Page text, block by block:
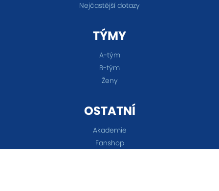
Nejčastější dotazy
TÝMY
A-tým
B-tým
Ženy
OSTATNÍ
Akademie
Fanshop